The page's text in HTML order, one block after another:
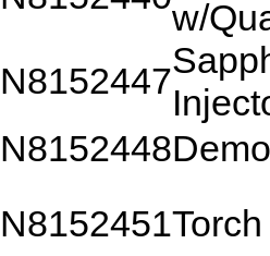
w/
N8152447
N8152448
N8152451